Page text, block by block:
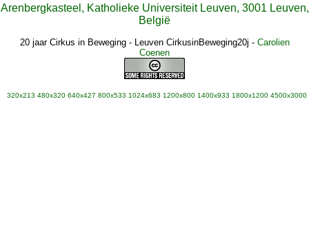
Arenbergkasteel, Katholieke Universiteit Leuven, 3001 Leuven,
België
20 jaar Cirkus in Beweging - Leuven CirkusinBeweging20j - Carolien
Coenen
320x213 480x320 640x427 800x533 1024x683 1200x800 1400x933 1800x1200 4500x3000